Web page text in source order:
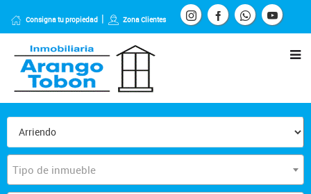
Consigna tu propiedad Zona Clientes
Tipo de inmueble